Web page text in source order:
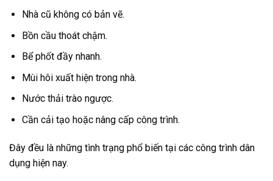
Nhà cũ không có bản vẽ.
Bồn cầu thoát chậm.
Bể phốt đầy nhanh.
Mùi hôi xuất hiện trong nhà.
Nước thải trào ngược.
Cần cải tạo hoặc nâng cấp công trình.
Đây đều là những tình trạng phổ biến tại các công trình dân
dụng hiện nay.